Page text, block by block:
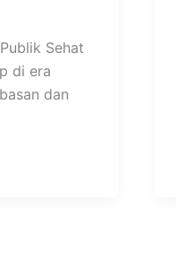
Sehat
di era
dan